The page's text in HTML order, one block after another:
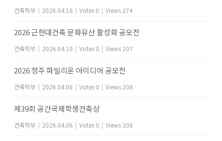
건축학부 | 2026.04.16 | Votes 0 | Views 274
2026 근현대건축 문화유산 활성화 공모전
건축학부 | 2026.04.10 | Votes 0 | Views 207
2026 청주 파빌리온 아이디어 공모전
건축학부 | 2026.04.06 | Votes 0 | Views 208
제39회 공간국제학생건축상
건축학부 | 2026.04.06 | Votes 0 | Views 208